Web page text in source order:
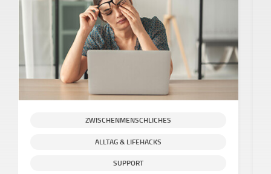
ZWISCHENMENSCHLICHES
ALLTAG & LIFEHACKS
SUPPORT